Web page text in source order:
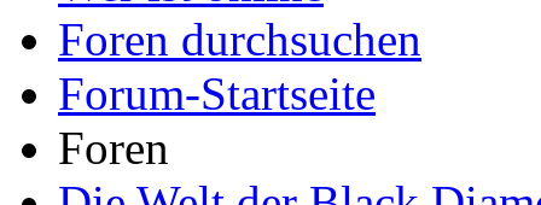
Foren durchsuchen
Forum-Startseite
Foren